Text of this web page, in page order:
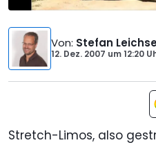
Von: Stefan
12. Dez. 2007 um12:20
Stretch-Limos, also